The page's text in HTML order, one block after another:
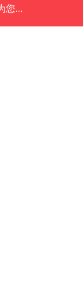
技术工程师为您服务正在为您服务